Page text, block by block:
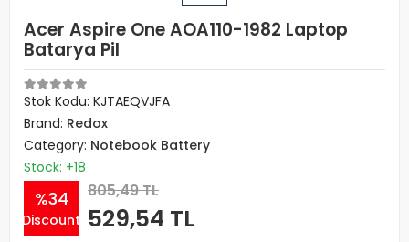
Acer Aspire One AOA110-1982 Laptop
Batarya Pil
Stok Kodu: KJTAEQVJFA
Brand: Redox
Category: Notebook Battery
Stock: +18
%34
Discount
805,49 TL
529,54 TL